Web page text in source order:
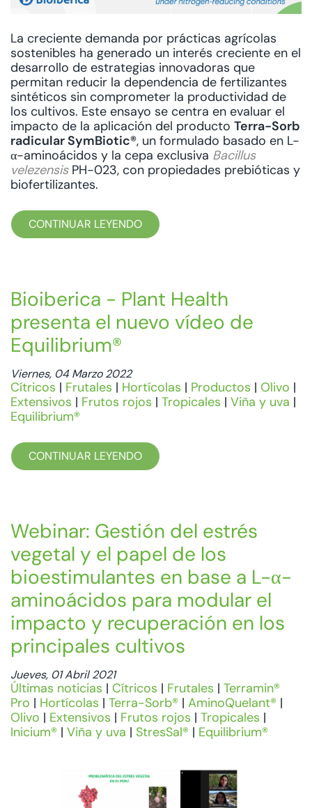
La creciente demanda por prácticas agrícolas
sostenibles ha generado un interés creciente en el
desarrollo de estrategias innovadoras que
permitan reducir la dependencia de fertilizantes
sintéticos sin comprometer la productividad de
los cultivos. Este ensayo se centra en evaluar el
impacto de la aplicación del producto Terra-Sorb
radicular SymBiotic®, un formulado basado en L-
α-aminoácidos y la cepa exclusiva Bacillus
velezensisPH-023, con propiedades prebióticas y
biofertilizantes.
CONTINUAR LEYENDO
Bioiberica - Plant Health
presenta el nuevo vídeo de
Equilibrium®
Viernes, 04 Marzo 2022
Cítricos | Frutales | Hortícolas | Productos | Olivo |
Extensivos | Frutos rojos | Tropicales | Viña y uva |
Equilibrium®
CONTINUAR LEYENDO
Webinar: Gestión del estrés
vegetal y el papel de los
bioestimulantes en base a L-α-
aminoácidos para modular el
impacto y recuperación en los
principales cultivos
Jueves, 01 Abril 2021
Últimas noticias | Cítricos | Frutales | Terramin®
Pro | Hortícolas | Terra-Sorb® | AminoQuelant® |
Olivo | Extensivos | Frutos rojos | Tropicales |
Inicium® | Viña y uva | StresSal® | Equilibrium®